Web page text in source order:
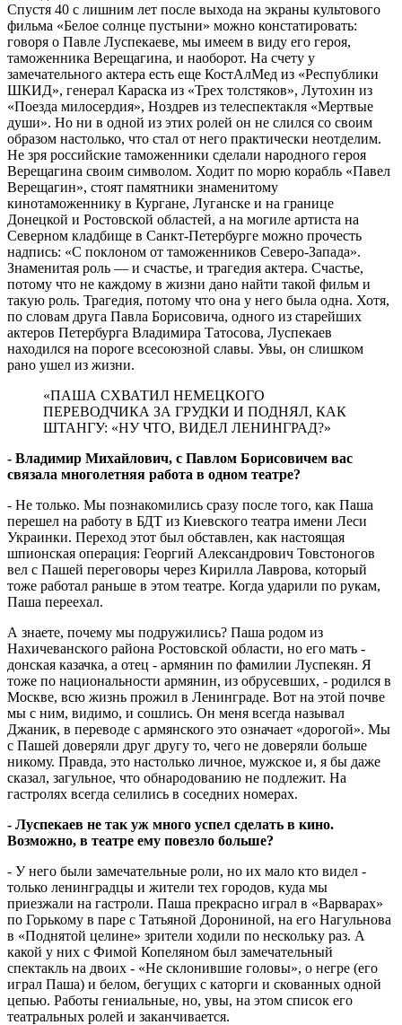
Спустя 40 с лишним лет после выхода на экраны культового
фильма «Белое солнце пустыни» можно констатировать:
говоря о Павле Луспекаеве, мы имеем в виду его героя,
таможенника Верещагина, и наоборот. На счету у
замечательного актера есть еще КостАлМед из «Республики
ШКИД», генерал Караска из «Трех толстяков», Лутохин из
«Поезда милосердия», Ноздрев из телеспектакля «Мертвые
души». Но ни в одной из этих ролей он не слился со своим
образом настолько, что стал от него практически неотделим.
Не зря российские таможенники сделали народного героя
Верещагина своим символом. Ходит по морю корабль «Павел
Верещагин», стоят памятники знаменитому
кинотаможеннику в Кургане, Луганске и на границе
Донецкой и Ростовской областей, а на могиле артиста на
Северном кладбище в Санкт-Петербурге можно прочесть
надпись: «С поклоном от таможенников Северо-Запада».
Знаменитая роль — и счастье, и трагедия актера. Счастье,
потому что не каждому в жизни дано найти такой фильм и
такую роль. Трагедия, потому что она у него была одна. Хотя,
по словам друга Павла Борисовича, одного из старейших
актеров Петербурга Владимира Татосова, Луспекаев
находился на пороге всесоюзной славы. Увы, он слишком
рано ушел из жизни.
«ПАША СХВАТИЛ НЕМЕЦКОГО
ПЕРЕВОДЧИКА ЗА ГРУДКИ И ПОДНЯЛ, КАК
ШТАНГУ: «НУ ЧТО, ВИДЕЛ ЛЕНИНГРАД?»
- Владимир Михайлович, с Павлом Борисовичем вас
связала многолетняя работа в одном театре?
- Не только. Мы познакомились сразу после того, как Паша
перешел на работу в БДТ из Киевского театра имени Леси
Украинки. Переход этот был обставлен, как настоящая
шпионская операция: Георгий Александрович Товстоногов
вел с Пашей переговоры через Кирилла Лаврова, который
тоже работал раньше в этом театре. Когда ударили по рукам,
Паша переехал.
А знаете, почему мы подружились? Паша родом из
Нахичеванского района Ростовской области, но его мать -
донская казачка, а отец - армянин по фамилии Луспекян. Я
тоже по национальности армянин, из обрусевших, - родился в
Москве, всю жизнь прожил в Ленинграде. Вот на этой почве
мы с ним, видимо, и сошлись. Он меня всегда называл
Джаник, в переводе с армянского это означает «дорогой». Мы
с Пашей доверяли друг другу то, чего не доверяли больше
никому. Правда, это настолько личное, мужское и, я бы даже
сказал, загульное, что обнародованию не подлежит. На
гастролях всегда селились в соседних номерах.
- Луспекаев не так уж много успел сделать в кино.
Возможно, в театре ему повезло больше?
- У него были замечательные роли, но их мало кто видел -
только ленинградцы и жители тех городов, куда мы
приезжали на гастроли. Паша прекрасно играл в «Варварах»
по Горькому в паре с Татьяной Дорониной, на его Нагульнова
в «Поднятой целине» зрители ходили по нескольку раз. А
какой у них с Фимой Копеляном был замечательный
спектакль на двоих - «Не склонившие головы», о негре (его
играл Паша) и белом, бегущих с каторги и скованных одной
цепью. Работы гениальные, но, увы, на этом список его
театральных ролей и заканчивается.